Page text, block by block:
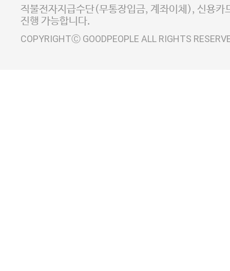
직불전자지급수단(무통장입금, 계좌이체), 신용카
진행 가능합니다.
COPYRIGHTⒸ GOODPEOPLE ALL RIGHTS